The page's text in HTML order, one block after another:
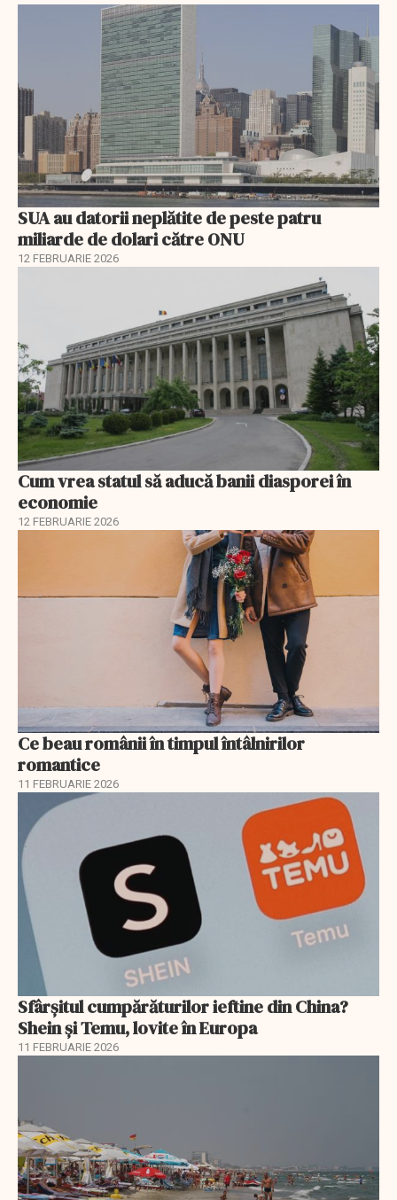
SUA au datorii neplătite de peste patru
miliarde de dolari către ONU
12 FEBRUARIE 2026
Cum vrea statul să aducă banii diasporei în
economie
12 FEBRUARIE 2026
Ce beau românii în timpul întâlnirilor
romantice
11 FEBRUARIE 2026
Sfârșitul cumpărăturilor ieftine din China?
Shein și Temu, lovite în Europa
11 FEBRUARIE 2026